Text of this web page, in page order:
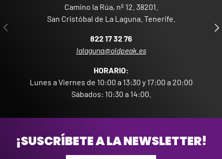
ANTERIOR
Camino la Rúa, nº 12. 38201.
San Cristóbal de La Laguna. Tenerife.
822 17 32 76
lalaguna@oldpeak.es
HORARIO:
Lunes a Viernes de 10:00 a 13:30 y 17:00 a 20:00
Sábados: 10:30 a 14:00.
¡SUSCRÍBETE A LA NEWSLETTER!